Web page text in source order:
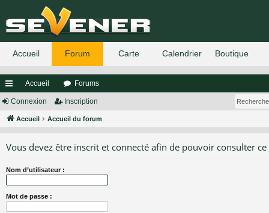
ac
co
s
Accueil Forums
Connexion Inscription
Accueil Accueil du forum
Vous devez être inscrit et connecté afin de pouvoir consulter
Nom d’utilisateur :
Mot de passe :